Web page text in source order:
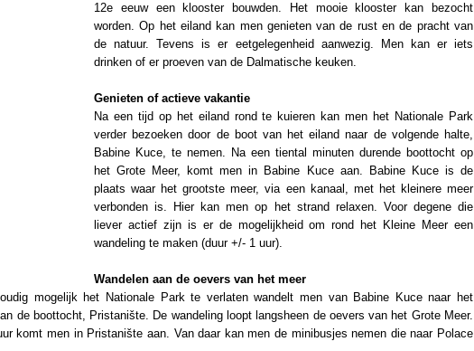
12e eeuw een klooster bouwden. Het mooie klooster kan bezocht
worden. Op het eiland kan men genieten van de rust en de pracht van
de natuur. Tevens is er eetgelegenheid aanwezig. Men kan er iets
drinken of er proeven van de Dalmatische keuken.
Genieten of actieve vakantie
Na een tijd op het eiland rond te kuieren kan men het Nationale Park
verder bezoeken door de boot van het eiland naar de volgende halte,
Babine Kuce, te nemen. Na een tiental minuten durende boottocht op
het Grote Meer, komt men in Babine Kuce aan. Babine Kuce is de
plaats waar het grootste meer, via een kanaal, met het kleinere meer
verbonden is. Hier kan men op het strand relaxen. Voor degene die
liever actief zijn is er de mogelijkheid om rond het Kleine Meer een
wandeling te maken (duur +/- 1 uur).
Wandelen aan de oevers van het meer
mogelijk het Nationale Park te verlaten wandelt men van Babine Kuce naar het
de boottocht, Pristanište. De wandeling loopt langsheen de oevers van het Grote Meer.
komt men in Pristanište aan. Van daar kan men de minibusjes nemen die naar Polace